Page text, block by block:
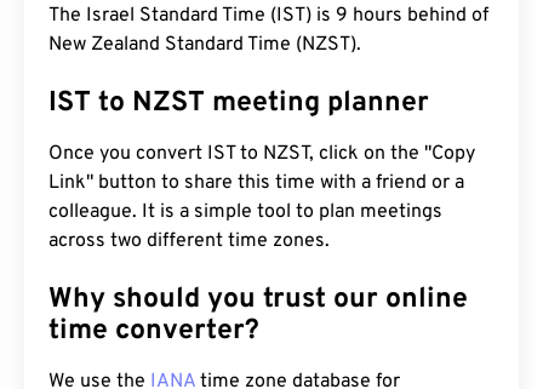
The Israel Standard Time (IST) is 9 hours behind of
New Zealand Standard Time (NZST).
IST to NZST meeting planner
Once you convert IST to NZST, click on the "Copy
Link" button to share this time with a friend or a
colleague. It is a simple tool to plan meetings
across two different time zones.
Why should you trust our online
time converter?
We use the IANA time zone database for